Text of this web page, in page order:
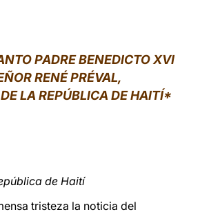
中文
LATINE
PADRE BENEDICTO XVI
RENÉ PRÉVAL,
LA REPÚBLICA DE HAITÍ*
de Haití
tristeza la noticia del